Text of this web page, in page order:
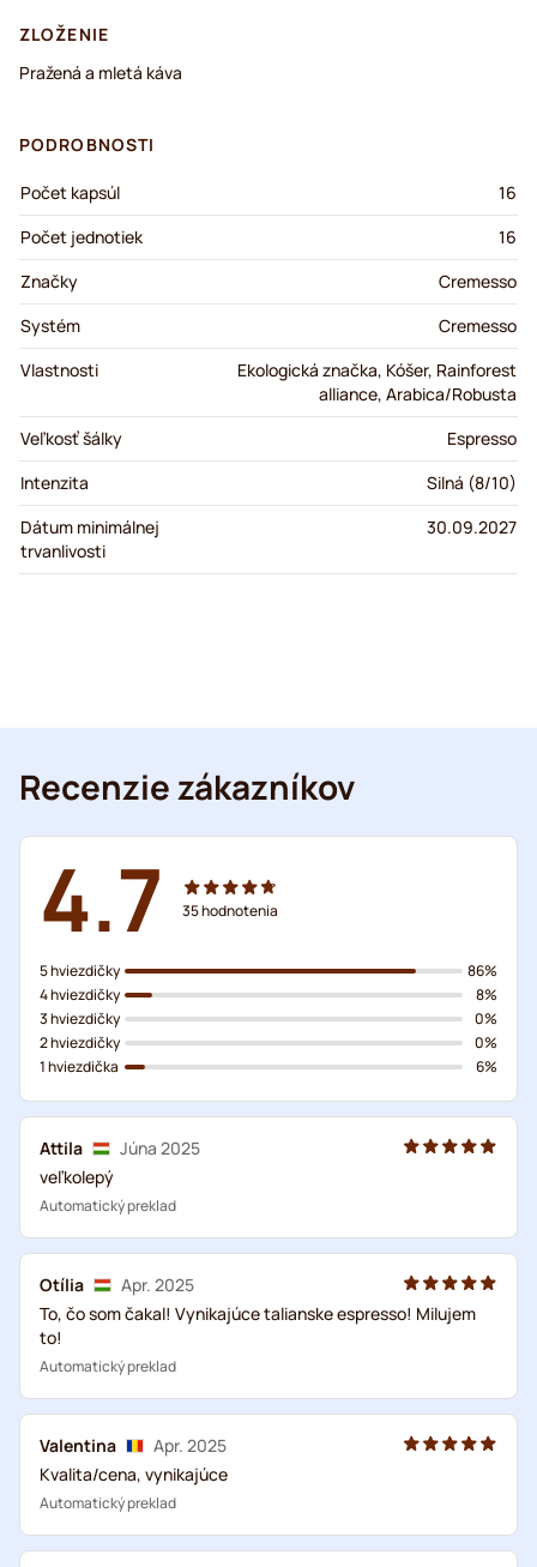
ZLOŽENIE
Pražená a mletá káva
PODROBNOSTI
Počet kapsúl
16
Počet jednotiek
16
Značky
Cremesso
Systém
Cremesso
Vlastnosti
Ekologická značka, Kóšer, Rainforest
alliance, Arabica/Robusta
Veľkosť šálky
Espresso
Intenzita
Silná (8/10)
Dátum minimálnej
trvanlivosti
30.09.2027
Recenzie zákazníkov
4.7 35hodnotenia
5 hviezdičky
4 hviezdičky
3 hviezdičky
2 hviezdičky
1 hviezdička
86%
8%
0%
0%
6%
Attila
Júna 2025
veľkolepý
Automatický preklad
Otília
Apr. 2025
To, čo som čakal! Vynikajúce talianske espresso! Milujem
to!
Automatický preklad
Valentina
Apr. 2025
Kvalita/cena, vynikajúce
Automatický preklad